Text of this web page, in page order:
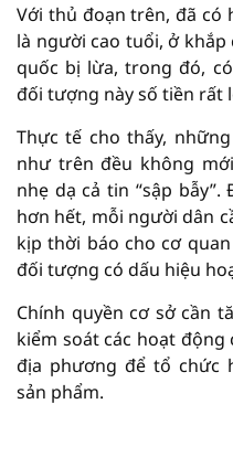
Với thủ đoạn trên, đã có
là người cao tuổi, ở
quốc bị lừa, trong đó,
đối tượng này số tiền rất
Thực tế cho thấy,
như trên đều không
nhẹ dạ cả tin “sập
hơn hết, mỗi người dân
kịp thời báo cho cơ
đối tượng có dấu hiệu
Chính quyền cơ sở cần
kiểm soát các hoạt động
địa phương để tổ chức
sản phẩm.